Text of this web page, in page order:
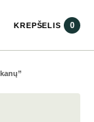
KREPŠELIS 0